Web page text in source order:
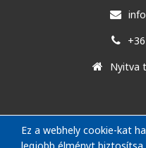
Nyitva
Ez a webhely cookie-kat